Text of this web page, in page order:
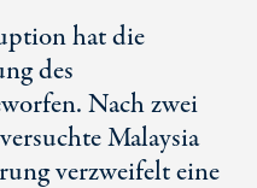
hat die
des
Nach zwei
Malaysia
verzweifelt eine